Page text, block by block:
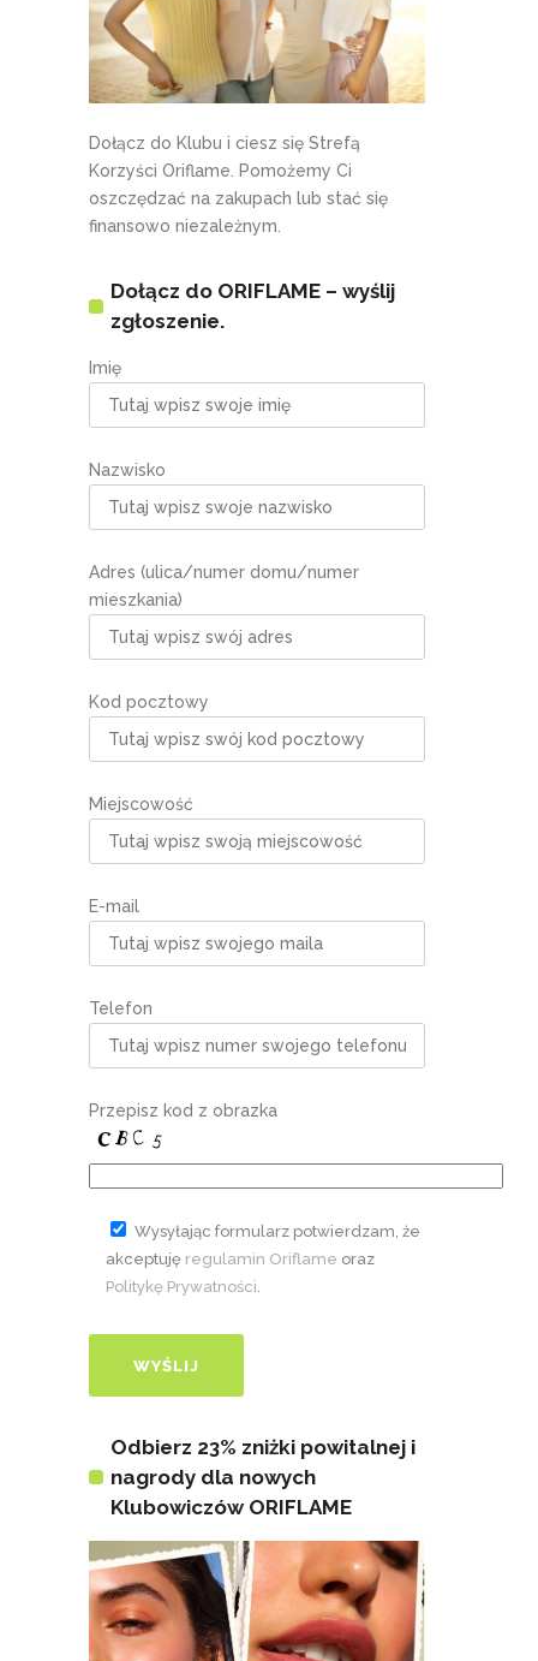
Dołącz do Klubu i ciesz się Strefą
Korzyści Oriflame. Pomożemy Ci
oszczędzać na zakupach lub stać się
finansowo niezależnym.
Dołącz do ORIFLAME – wyślij
zgłoszenie.
Imię
Nazwisko
Adres (ulica/numer domu/numer
mieszkania)
Kod pocztowy
Miejscowość
E-mail
Telefon
Przepisz kod z obrazka
Wysyłając formularz potwierdzam, że
akceptuję regulamin Oriflame oraz
Politykę Prywatności
Odbierz 23% zniżki powitalnej i
nagrody dla nowych
Klubowiczów ORIFLAME